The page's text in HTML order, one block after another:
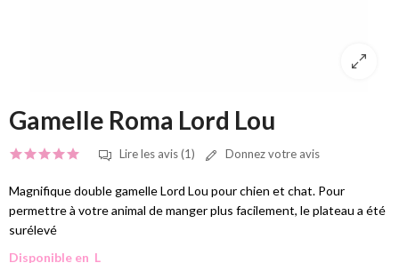
Gamelle Roma Lord Lou
Lire les avis (1) Donnez votre avis
Magnifique double gamelle Lord Lou pour chien et chat. Pour
permettre à votre animal de manger plus facilement, le plateau a été
surélevé
Disponible en L